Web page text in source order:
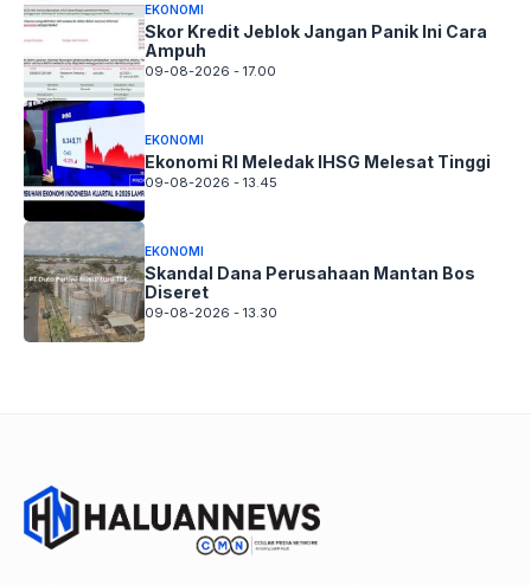
EKONOMI
Skor Kredit Jeblok Jangan Panik Ini Cara
Ampuh
09-08-2026 - 17.00
EKONOMI
Ekonomi RI Meledak IHSG Melesat Tinggi
09-08-2026 - 13.45
EKONOMI
Skandal Dana Perusahaan Mantan Bos
Diseret
09-08-2026 - 13.30